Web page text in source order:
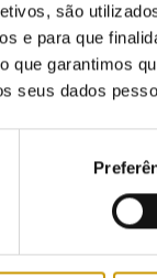
são
e para que
que garantimos
seus dados
termos do disposto
para
processos
enquadramento,
de 29 de
face do exposto, o
voluntário da